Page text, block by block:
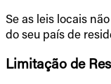
Se as leis locais
do seu país de
Limitação de